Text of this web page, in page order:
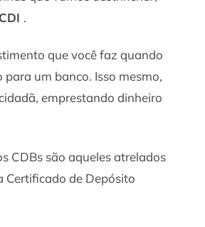
CDI .
que você faz quando
um banco. Isso mesmo,
emprestando dinheiro
CDBs são aqueles atrelados
Certificado de Depósito